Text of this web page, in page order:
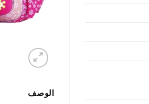
الوصف